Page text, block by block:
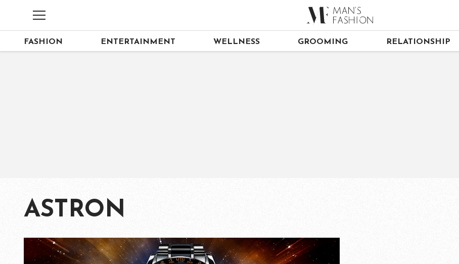
FASHION ENTERTAINMENT WELLNESS GROOMING RELATIONSHIP
ASTRON